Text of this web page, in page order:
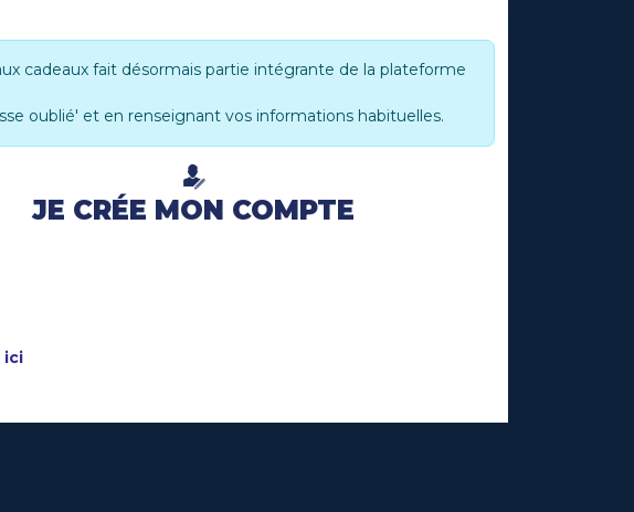
cadeaux fait désormais partie intégrante de la plateforme
oublié' et en renseignant vos informations habituelles.
JE CRÉE MON COMPTE
ici